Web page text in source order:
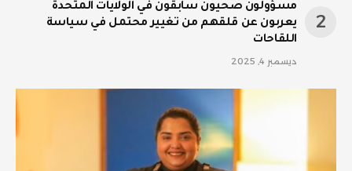
مسؤولون صحيون سابقون في الولايات المتحدة
يعربون عن قلقهم من تغيير محتمل في سياسة
اللقاحات
ديسمبر 4, 2025